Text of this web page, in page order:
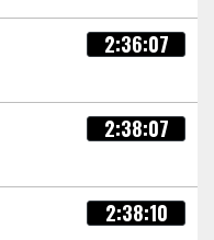
2:36:07
2:38:07
2:38:10